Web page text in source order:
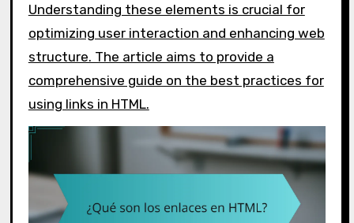
Understanding these elements is crucial for
optimizing user interaction and enhancing web
structure. The article aims to provide a
comprehensive guide on the best practices for
using links in HTML.